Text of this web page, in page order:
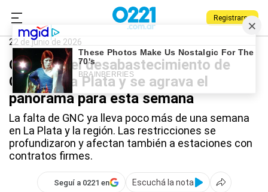
Registrarse
0221.com.ar Berisso
22 de junio de 2026
Continúa el desabastecimiento de
GNC en La Plata y se agrava el
panorama para esta semana
La falta de GNC ya lleva poco más de una semana
en La Plata y la región. Las restricciones se
profundizaron y afectan también a estaciones con
contratos firmes.
Seguí a 0221 en
Escuchá la nota